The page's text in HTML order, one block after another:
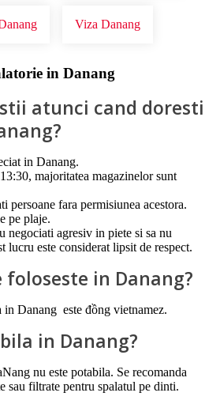
Viza Danang
in Danang
atunci cand doresti
in Danang.
majoritatea magazinelor sunt
persoane fara permisiunea acestora.
pe plaje.
negociati agresiv in piete si sa nu
lucru este considerat lipsit de respect.
foloseste in Danang?
Danang este đồng vietnamez.
in Danang?
nu este potabila. Se recomanda
sau filtrate pentru spalatul pe dinti.